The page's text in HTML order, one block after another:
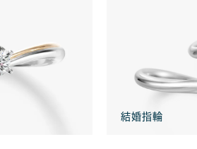
結婚指輪
結婚指輪